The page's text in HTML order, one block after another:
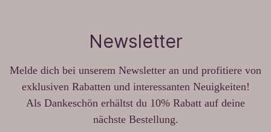
Newsletter
Melde dich bei unserem Newsletter an und profitiere von
exklusiven Rabatten und interessanten Neuigkeiten!
Als Dankeschön erhältst du 10% Rabatt auf deine
nächste Bestellung.